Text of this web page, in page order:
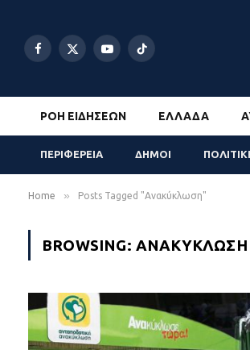
Facebook
X
YouTubeTikTok
ΡΟΉ ΕΙΔΉΣΕΩΝ ΕΛΛΆΔΑ
ΠΕΡΙΦΕΡΕΙΑ ΔΗΜΟΙ
Home » Posts Tagged "Ανακύκλωση"
BROWSING: ΑΝΑΚΎΚΛΩΣΗ